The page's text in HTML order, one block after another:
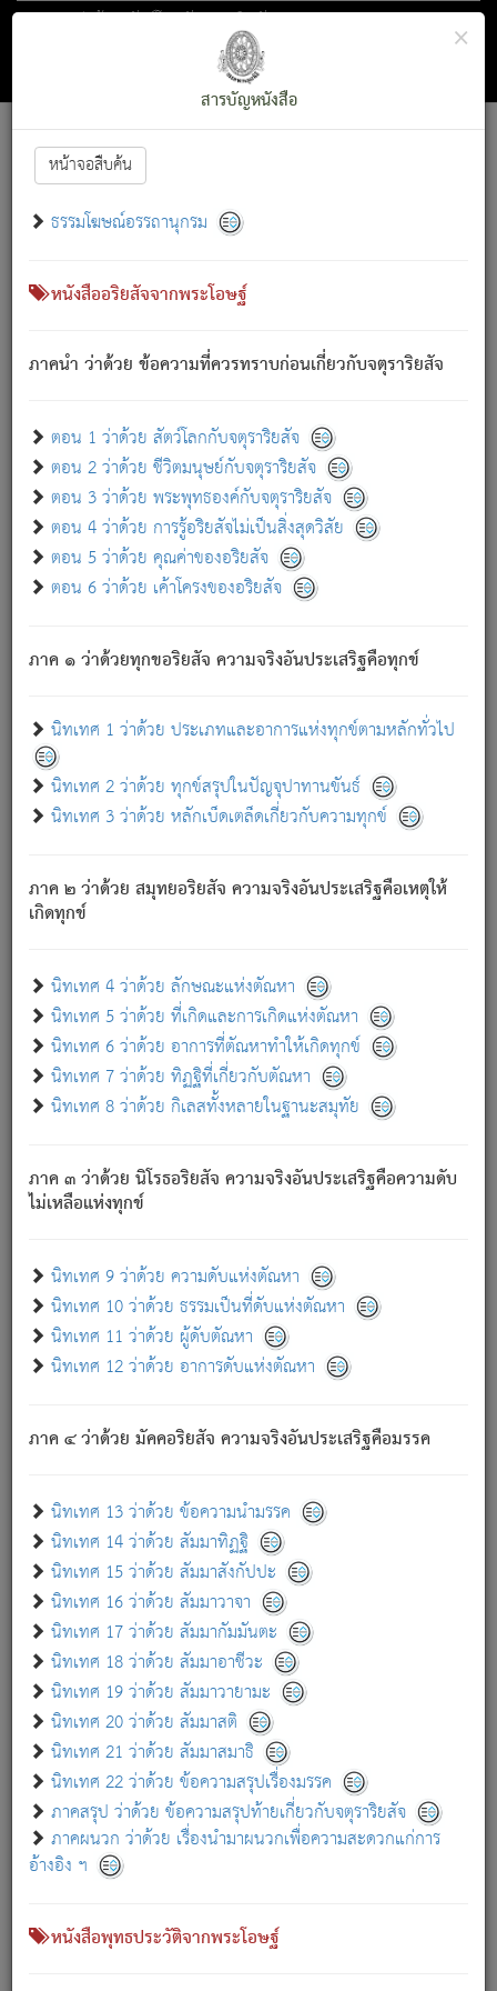
ตอน 1 ว่าด้วย สัตว์โลกกับจตุราริยสัจ
สารบัญ×
สารบัญหนังสือ
หน้าจอสืบค้น
ธรรมโฆษณ์อรรถานุกรม
หนังสืออริยสัจจากพระโอษฐ์
ภาคนำ ว่าด้วย ข้อความที่ควรทราบก่อนเกี่ยวกับจตุราริยสัจ
ตอน 1 ว่าด้วย สัตว์โลกกับจตุราริยสัจ
ตอน 2 ว่าด้วย ชีวิตมนุษย์กับจตุราริยสัจ
ตอน 3 ว่าด้วย พระพุทธองค์กับจตุราริยสัจ
ตอน 4 ว่าด้วย การรู้อริยสัจไม่เป็นสิ่งสุดวิสัย
ตอน 5 ว่าด้วย คุณค่าของอริยสัจ
ตอน 6 ว่าด้วย เค้าโครงของอริยสัจ
ภาค ๑ ว่าด้วยทุกขอริยสัจ ความจริงอันประเสริฐคือทุกข์
นิทเทศ 1 ว่าด้วย ประเภทและอาการแห่งทุกข์ตามหลักทั่วไป
นิทเทศ 2 ว่าด้วย ทุกข์สรุปในปัญจุปาทานขันธ์
นิทเทศ 3 ว่าด้วย หลักเบ็ดเตล็ดเกี่ยวกับความทุกข์
ภาค ๒ ว่าด้วย สมุทยอริยสัจ ความจริงอันประเสริฐคือเหตุให้
เกิดทุกข์
นิทเทศ 4 ว่าด้วย ลักษณะแห่งตัณหา
นิทเทศ 5 ว่าด้วย ที่เกิดและการเกิดแห่งตัณหา
นิทเทศ 6 ว่าด้วย อาการที่ตัณหาทำให้เกิดทุกข์
นิทเทศ 7 ว่าด้วย ทิฏฐิที่เกี่ยวกับตัณหา
นิทเทศ 8 ว่าด้วย กิเลสทั้งหลายในฐานะสมุทัย
ภาค ๓ ว่าด้วย นิโรธอริยสัจ ความจริงอันประเสริฐคือความดับ
ไม่เหลือแห่งทุกข์
นิทเทศ 9 ว่าด้วย ความดับแห่งตัณหา
นิทเทศ 10 ว่าด้วย ธรรมเป็นที่ดับแห่งตัณหา
นิทเทศ 11 ว่าด้วย ผู้ดับตัณหา
นิทเทศ 12 ว่าด้วย อาการดับแห่งตัณหา
ภาค ๔ ว่าด้วย มัคคอริยสัจ ความจริงอันประเสริฐคือมรรค
นิทเทศ 13 ว่าด้วย ข้อความนำมรรค
นิทเทศ 14 ว่าด้วย สัมมาทิฏฐิ
นิทเทศ 15 ว่าด้วย สัมมาสังกัปปะ
นิทเทศ 16 ว่าด้วย สัมมาวาจา
นิทเทศ 17 ว่าด้วย สัมมากัมมันตะ
นิทเทศ 18 ว่าด้วย สัมมาอาชีวะ
นิทเทศ 19 ว่าด้วย สัมมาวายามะ
นิทเทศ 20 ว่าด้วย สัมมาสติ
นิทเทศ 21 ว่าด้วย สัมมาสมาธิ
นิทเทศ 22 ว่าด้วย ข้อความสรุปเรื่องมรรค
ภาคสรุป ว่าด้วย ข้อความสรุปท้ายเกี่ยวกับจตุราริยสัจ
ภาคผนวก ว่าด้วย เรื่องนำมาผนวกเพื่อความสะดวกแก่การ
อ้างอิง ฯ
หนังสือพุทธประวัติจากพระโอษฐ์
Font :15 ]||
สัตว์โลกนี้ เกิดความเดือดร้อนแล้ว มีผัสสะบังหน้า
เขาสำคัญสิ่งใด โดยความเป็นประการใด แต่สิ่งนั้นย่อมเป็น
(ตามที่เป็นจริง) โดยประการอื่นจากที่เขาสำคัญนั้น
สัตว์โลกติดข้องอยู่ในภพ ถูกภพบังหน้าแล้ว มีภพโดยความ
เป็นอย่างอื่น (จากที่มันเป็นอยู่จริง) จึงได้เพลิดเพลินยิ่งนักในภพ
เขาเพลิดเพลินยิ่งนักในสิ่งใด สิ่งนั้นเป็นภัย (ที่เขาไม่รู้จัก)
เขากลัวต่อสิ่งใดสิ่งนั้นเป็นทุกข์
พรหมจรรย์นี้ อันบุคคลย่อมประพฤติ ก็เพื่อการละขาดซึ่ง
ภพ.
สมณะหรือพราหมณ์เหล่าใด กล่าวความหลุดพ้นจากภพว่า
มีได้เพราะภพ เรากล่าวว่า สมณะหรือพราหมณ์ทั้งปวงนั้น
มิใช่ผู้หลดพ้นจากภพ.
ภพ ว่ามีได้เพราะวิภพ[2]: เรากล่าวว่า สมณะหรือพราหมณ์ทั้ง
ปวงนั้น ก็ยังสลัดภพออกไปไม่ได้.
ก็ทุกข์นี้มีขึ้น เพราะอาศัยซึ่งอุปธิทั้งปวง.
เพราะความสิ้นไปแห่งอุปาทานทั้งปวง ความเกิดขึ้นแห่ง
ทุกข์จึงไม่มี.
ท่านจงดูโลกนี้เถิด (จะเห็นว่า) สัตว์ทั้งหลายอันอวิชาหนา
แน่นบังหนาแล้ว; และว่า สัตว์ผู้ยินดีในภพอันเป็นแล้วนั้น ย่อม
อันเป็นไปในที่หรือเวลาทั้งปวง[3]เพื่อความมีแห่งประโยชน์โดย
ประการทั้งปวง; ภพทั้งหลายทั้งหมดนั้น ไม่เที่ยง เป็นทุกข์ มี
ความแปรปรวนเป็นธรรมดา.
อย่างนี้อยู่; เขาย่อมละภวตัณหาได้ และไม่เพลิดเพลินวิภวตัณหา
ด้วย.
ความดับเพราะความสำรอกไม่เหลือ (แห่งภพทั้งหลาย)
เพราะความสิ้นไปแห่งตัณหาโดยประการทั้งปวง นั้นคือ
นิพพาน.
ภพใหม่ย่อมไม่มีแก่ภิกษุนั้น ผู้ดับเย็นสนิทแล้ว เพราะไม่มี
ภิกษุนั้น เป็นผู้ครอบงำมารได้แล้ว ชนะสงครามแล้ว ก้าวล่วง
ภพทั้งหลายทั้งปวงได้แล้ว เป็นผู้คงที่ (คือไม่เปลี่ยนแปลงอีกต่อ
- อุ.ขุ. ๒๕/๑๒๑/๘๔.
(ข้อความนี้ เป็นพระพุทธอุทานที่ทรงเปล่งออก ที่โคนต้นโพธิ์
เป็นที่ตรัสรู้ เมื่อตรัสรู้แล้วได้ 7 วัน)
เกี่ยวกับธรรมโฆษณ์ออนไลน์ (Disclaimer)
แม้ระบบ "ธรรมโฆษณ์ออนไลน์" พยายามปรับปรุงข้อมูลให้ถูกต้องมากที่สุด
ผู้ศึกษาก็พึงตรวจสอบกับตัวเล่มหนังสือต้นฉบับ ที่มีการพิมพ์ครั้งล่าสุด
ก่อนนำข้อมูลไปใช้ในการอ้างอิง"
เกี่ยวกับอัตถจารี|เกี่ยวกับการพัฒนา|แจ้งข้อผิดพลาด / แนะนำ
หนังสือที่เกี่ยวข้อง